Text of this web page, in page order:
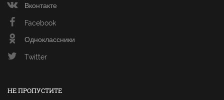
Вконтакте
Facebook
Одноклассники
Twitter
НЕ ПРОПУСТИТЕ